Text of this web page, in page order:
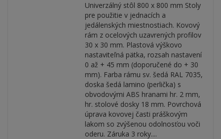
Univerzálný stôl 800 x 800 mm Stoly
pre použitie v jednacích a
jedálenských miestnostiach. Kovový
rám z ocelových uzavrených profilov
30 x 30 mm. Plastová výškovo
nastaviteľná pätka, rozsah nastavení
0 až + 45 mm (doporučené do + 30
mm). Farba rámu sv. šedá RAL 7035,
doska šedá lamino (perlička) s
obvodovými ABS hranami hr. 2 mm,
hr. stolové dosky 18 mm. Povrchová
úprava kovovej časti práškovým
lakom so zvýšenou odolnosťou voči
oderu. Záruka 3 roky....